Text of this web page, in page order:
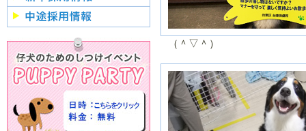
月
２月
２０１８年／７
月
２０１８年／６
２０１８年／１
月
２０１７年／１
２月
２０１７年／７
月
２０１７年／６
月
２０１７年／１
２０１６年／１
（＾▽＾）